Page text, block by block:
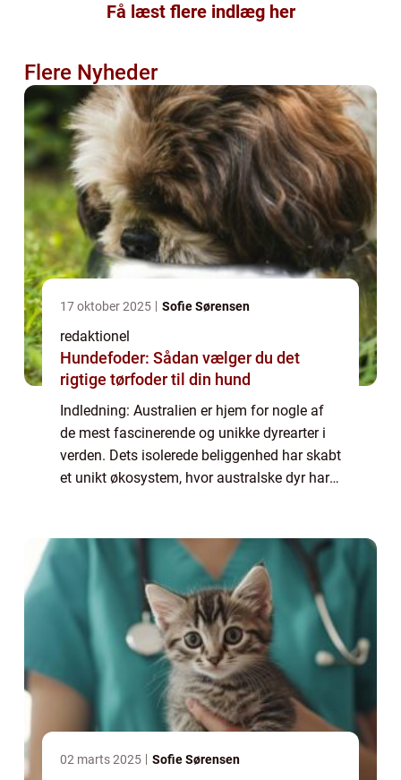
Få læst flere indlæg her
Flere Nyheder
17 oktober 2025 Sofie Sørensen
redaktionel
Hundefoder: Sådan vælger du det
rigtige tørfoder til din hund
Indledning: Australien er hjem for nogle af
de mest fascinerende og unikke dyrearter i
verden. Dets isolerede beliggenhed har skabt
et unikt økosystem, hvor australske dyr har
02 marts 2025 Sofie Sørensen